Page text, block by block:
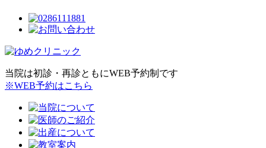
当院は初診・再診ともにWEB予約制です
※WEB予約はこちら